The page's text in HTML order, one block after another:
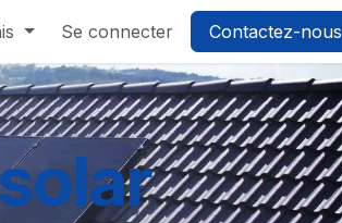
Se connecter Contactez-nous